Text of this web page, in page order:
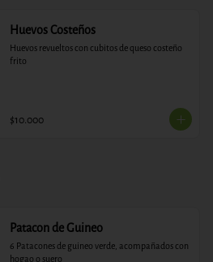
Huevos Costeños
Huevos revueltos con cubitos de queso costeño
frito
$10.000
Patacon de Guineo
6 Patacones de guineo verde, acompañados con
hogao o suero